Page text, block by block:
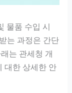
물품 수입 시
는 과정은 간단
는 관세청 개
대한 상세한 안